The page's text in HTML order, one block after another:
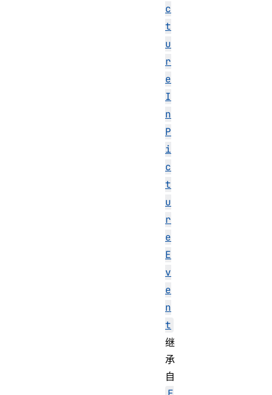
c
t
u
r
e
I
n
P
i
c
t
u
r
e
E
v
e
n
t
继
承
自